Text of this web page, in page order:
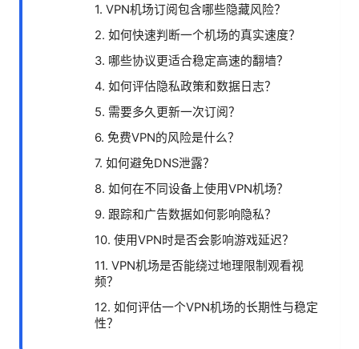
1. VPN机场订阅包含哪些隐藏风险？
2. 如何快速判断一个机场的真实速度？
3. 哪些协议更适合稳定高速的翻墙？
4. 如何评估隐私政策和数据日志？
5. 需要多久更新一次订阅？
6. 免费VPN的风险是什么？
7. 如何避免DNS泄露？
8. 如何在不同设备上使用VPN机场？
9. 跟踪和广告数据如何影响隐私？
10. 使用VPN时是否会影响游戏延迟？
11. VPN机场是否能绕过地理限制观看视
频？
12. 如何评估一个VPN机场的长期性与稳定
性？